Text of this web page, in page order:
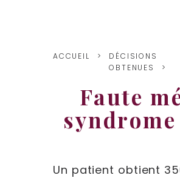
ACCUEIL
DÉCISIONS
OBTENUES
Faute
Un patient obtient